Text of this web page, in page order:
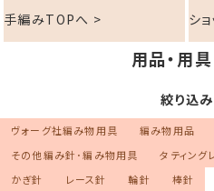
手編みTOPへ > シ
用品・用具
絞り込み
ヴォーグ社編み物用具 編み物用品
その他編み針･編み物用具
タティング
かぎ針
レース針 輪針 棒針